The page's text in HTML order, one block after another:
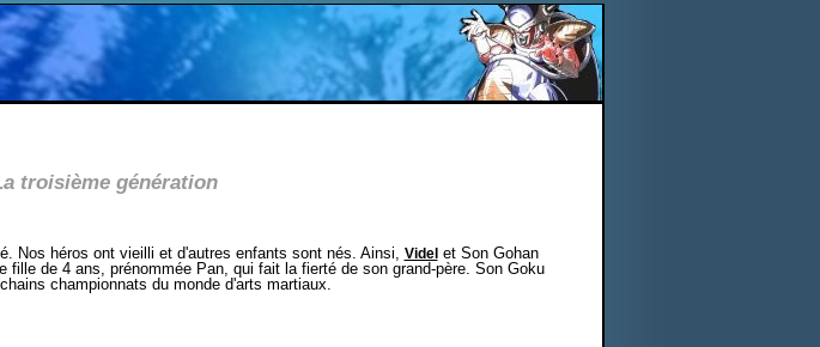
troisième génération
Nos héros ont vieilli et d'autres enfants sont nés. Ainsi, Videlet Son Gohan
fille de 4 ans, prénommée Pan, qui fait la fierté de son grand-père. Son Goku
championnats du monde d'arts martiaux.